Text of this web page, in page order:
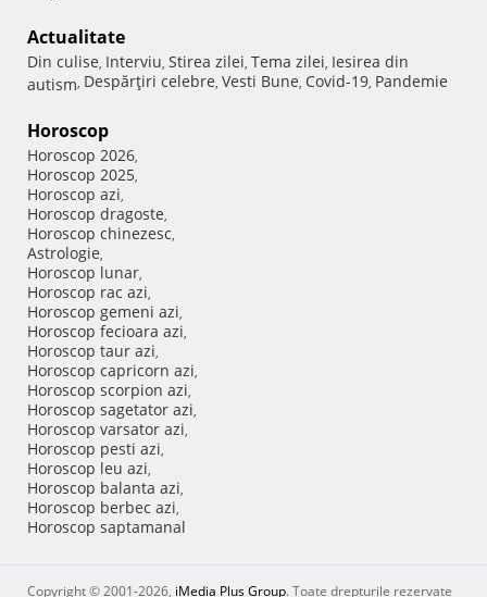
Actualitate
Din culise, Interviu, Stirea zilei, Tema zilei, Iesirea din
autism, Despărţiri celebre, Vesti Bune, Covid-19, Pandemie
Horoscop
Horoscop 2026,
Horoscop 2025,
Horoscop azi,
Horoscop dragoste,
Horoscop chinezesc,
Astrologie,
Horoscop lunar,
Horoscop rac azi,
Horoscop gemeni azi,
Horoscop fecioara azi,
Horoscop taur azi,
Horoscop capricorn azi,
Horoscop scorpion azi,
Horoscop sagetator azi,
Horoscop varsator azi,
Horoscop pesti azi,
Horoscop leu azi,
Horoscop balanta azi,
Horoscop berbec azi,
Horoscop saptamanal
Copyright © 2001-2026, iMedia Plus Group. Toate drepturile rezervate